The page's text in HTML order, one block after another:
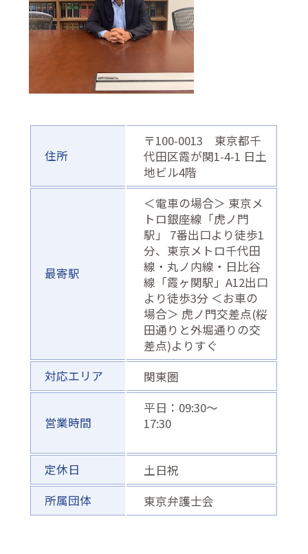
住所
〒100-0013 東京都千
代田区霞が関1-4-1 日土
地ビル4階
最寄駅
＜電車の場合＞ 東京メ
トロ銀座線「虎ノ門
駅」 7番出口より徒歩1
分、東京メトロ千代田
線・丸ノ内線・日比谷
線「霞ヶ関駅」A12出口
より徒歩3分 ＜お車の
場合＞ 虎ノ門交差点(桜
田通りと外堀通りの交
差点)よりすぐ
対応エリア
関東圏
営業時間
平日：09:30〜
17:30
定休日
土日祝
所属団体
東京弁護士会